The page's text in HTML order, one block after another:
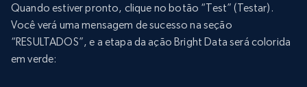
Quando estiver pronto, clique no botão “Test” (Testar).
Você verá uma mensagem de sucesso na seção
“RESULTADOS”, e a etapa da ação Bright Data será colorida
em verde: